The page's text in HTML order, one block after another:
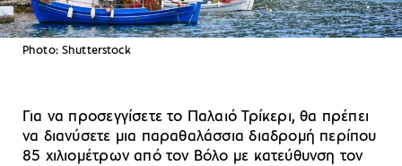
Photo: Shutterstock
Για να προσεγγίσετε το Παλαιό Τρίκερι, θα πρέπει
να διανύσετε μια παραθαλάσσια διαδρομή περίπου
85 χιλιομέτρων από τον Βόλο με κατεύθυνση τον